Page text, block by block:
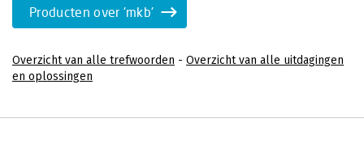
Producten over 'mkb'
Overzicht van alle trefwoorden - Overzicht van alle uitdagingen
en oplossingen